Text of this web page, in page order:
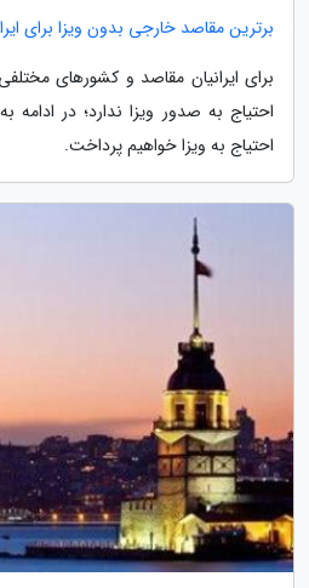
برترین مقاصد خارجی بدون ویزا برای
برای ایرانیان مقاصد و کشورهای
احتیاج به صدور ویزا ندارد؛ در
احتیاج به ویزا خواهیم پرداخت.